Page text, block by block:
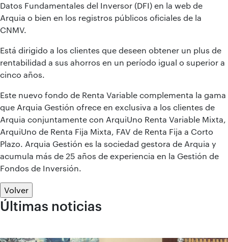
Datos Fundamentales del Inversor (DFI) en la web de
Arquia o bien en los registros públicos oficiales de la
CNMV.
Está dirigido a los clientes que deseen obtener un plus de
rentabilidad a sus ahorros en un período igual o superior a
cinco años.
Este nuevo fondo de Renta Variable complementa la gama
que Arquia Gestión ofrece en exclusiva a los clientes de
Arquia conjuntamente con ArquiUno Renta Variable Mixta,
ArquiUno de Renta Fija Mixta, FAV de Renta Fija a Corto
Plazo. Arquia Gestión es la sociedad gestora de Arquia y
acumula más de 25 años de experiencia en la Gestión de
Fondos de Inversión.
Volver
Últimas noticias